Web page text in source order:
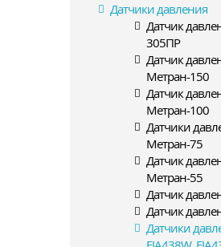
Датчики давления
Датчик
305ПР
Датчик
Метран-150
Датчик
Метран-100
Датчики
Метран-75
Датчик
Метран-55
Датчик
Датчик
Датчики